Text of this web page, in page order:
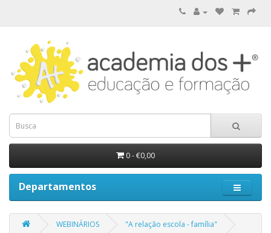
0 - €0,00
Departamentos
WEBINÁRIOS "A relação escola - família"